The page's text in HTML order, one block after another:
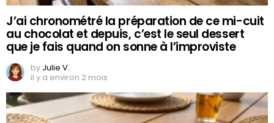
J’ai chronométré la préparation de ce mi-cuit
au chocolat et depuis, c’est le seul dessert
que je fais quand on sonne à l’improviste
by Julie V.
il y a environ 2 mois